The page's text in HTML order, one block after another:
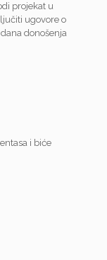
projekat u
ugovore o
donošenja
i biće